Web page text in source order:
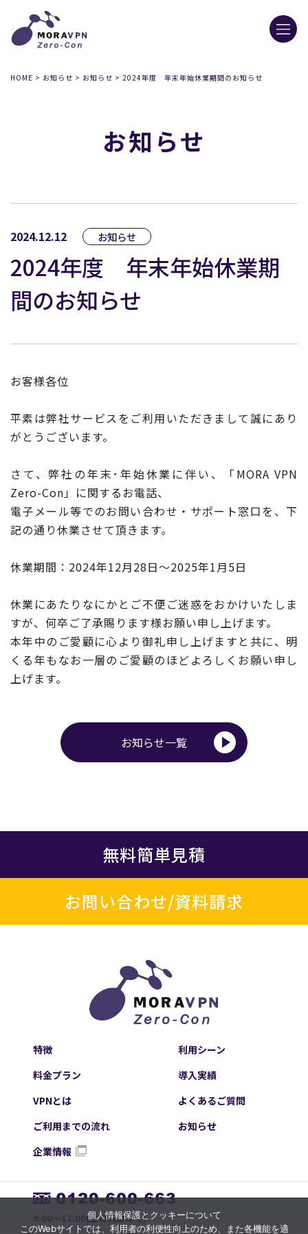
HOME > お知らせ > お知らせ > 2024年度 年末年始休業期間のお知らせ
お知らせ
2024.12.12 お知らせ
2024年度 年末年始休業期
間のお知らせ
お客様各位
平素は弊社サービスをご利用いただきまして誠にあり
がとうございます。
さて、弊社の年末･年始休業に伴い、「MORA VPN
Zero-Con」に関するお電話、
電子メール等でのお問い合わせ・サポート窓口を、下
記の通り休業させて頂きます。
休業期間：2024年12月28日～2025年1月5日
休業にあたりなにかとご不便ご迷惑をおかけいたしま
すが、何卒ご了承賜ります様お願い申し上げます。
本年中のご愛顧に心より御礼申し上げますと共に、明
くる年もなお一層のご愛顧のほどよろしくお願い申し
上げます。
お知らせ一覧
無料簡単見積
お問い合わせ/資料請求
特徴
利用シーン
料金プラン
導入実績
VPNとは
よくあるご質問
ご利用までの流れ
お知らせ
企業情報
9:00～17:00(土日祝日除く)
個人情報保護とクッキーについて
このWebサイトでは、利用者の利便性向上のため、また各機能を適